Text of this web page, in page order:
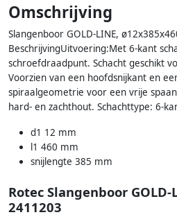
Omschrijving
Slangenboor GOLD-LINE,
BeschrijvingUitvoering:Met 6-kant
schroefdraadpunt. Schacht geschikt
Voorzien van een hoofdsnijkant en
spiraalgeometrie voor een vrije
hard- en zachthout. Schachttype: 6-
d1 12 mm
l1 460 mm
snijlengte 385 mm
Rotec Slangenboor
2411203